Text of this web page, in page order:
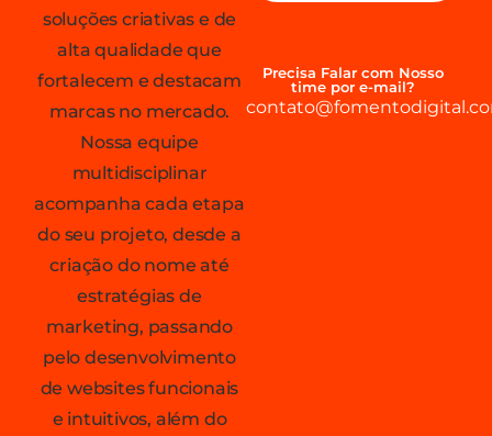
soluções criativas e de
alta qualidade que
fortalecem e destacam
marcas no mercado.
Nossa equipe
multidisciplinar
acompanha cada etapa
do seu projeto, desde a
criação do nome até
estratégias de
marketing, passando
pelo desenvolvimento
de websites funcionais
e intuitivos, além do
Precisa Falar com Nosso
time por e-mail?